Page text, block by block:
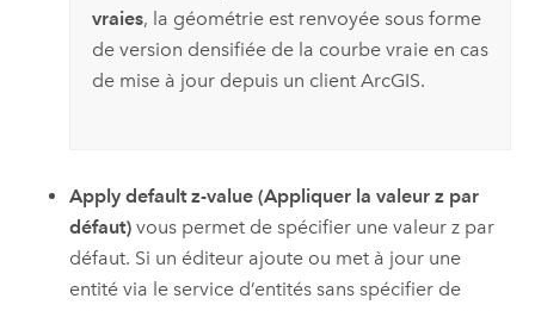
vraies, la géométrie est renvoyée sous forme
de version densifiée de la courbe vraie en cas
de mise à jour depuis un client ArcGIS.
Apply default z-value (Appliquer la valeur z par
défaut) vous permet de spécifier une valeur z par
défaut. Si un éditeur ajoute ou met à jour une
entité via le service d’entités sans spécifier de